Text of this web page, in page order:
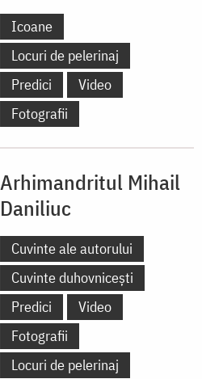
Icoane
Locuri de pelerinaj
Predici
Video
Fotografii
Arhimandritul Mihail
Daniliuc
Cuvinte ale autorului
Cuvinte duhovnicești
Predici
Video
Fotografii
Locuri de pelerinaj